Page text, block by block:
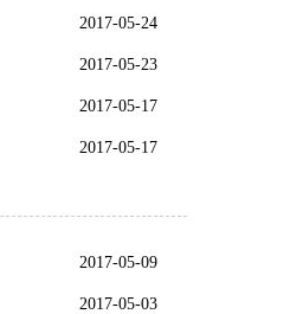
2017-05-24
2017-05-23
2017-05-17
2017-05-17
2017-05-09
2017-05-03